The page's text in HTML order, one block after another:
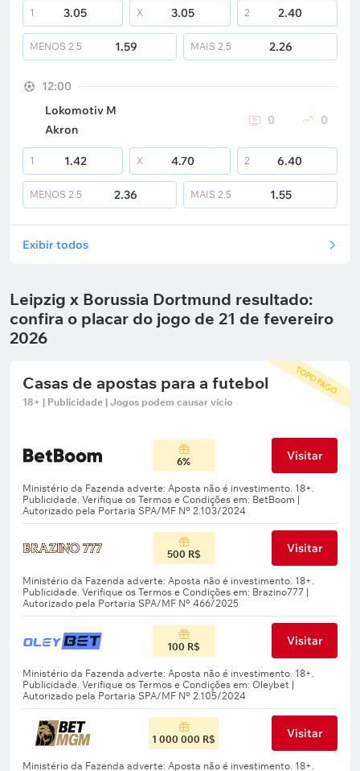
1 3.05 X 3.05 2 2.40
MENOS 2.5 1.59 MAIS 2.5 2.26
12:00
Lokomotiv M
Akron
0 0
1 1.42 X 4.70 2 6.40
MENOS 2.5 2.36 MAIS 2.5 1.55
Exibir todos
Leipzig x Borussia Dortmund resultado:
confira o placar do jogo de 21 de fevereiro
2026
TOPO PAGO
Casas de apostas para a futebol
18+ | Publicidade | Jogos podem causar vício
6% Visitar
500 R$ Visitar
100 R$ Visitar
1 000 000 R$ Visitar